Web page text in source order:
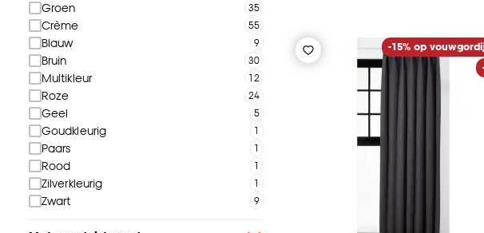
Groen
Crème
Blauw
Bruin
Multikleur
Roze
Geel
Goudkleurig
Paars
Rood
Zilverkleurig
Zwart
-15% op